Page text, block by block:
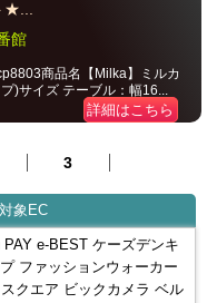
館
商品名【Milka】ミルカ
)サイズ テーブル：幅16...
詳細はこちら
3
象EC
e-BEST ケーズデンキ
ファッションウォーカー
クエア ビックカメラ ベル